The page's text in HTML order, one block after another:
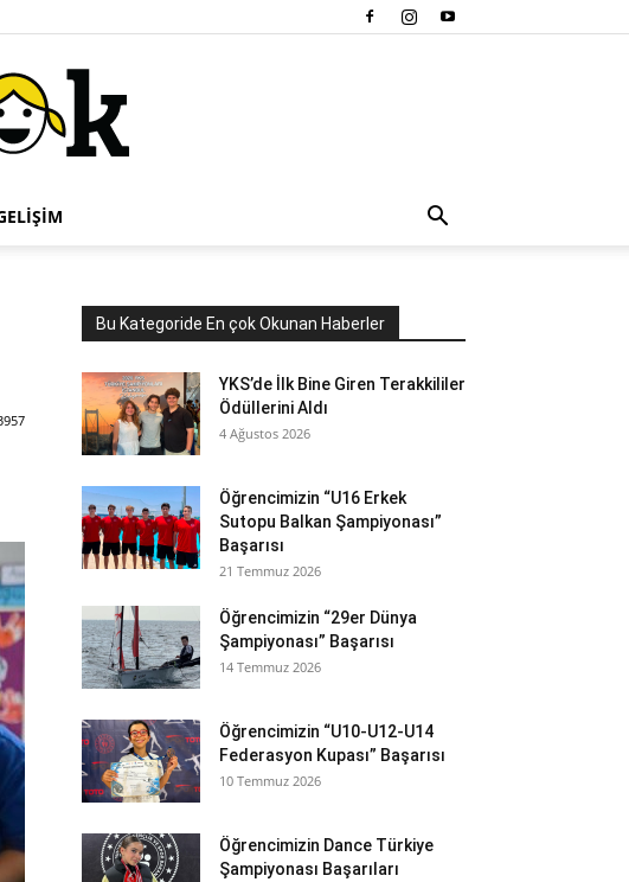
Bu Kategoride En çok Okunan Haberler
YKS’de İlk Bine Giren Terakkililer
Ödüllerini Aldı
4 Ağustos 2026
Öğrencimizin “U16 Erkek
Sutopu Balkan Şampiyonası”
Başarısı
21 Temmuz 2026
Öğrencimizin “29er Dünya
Şampiyonası” Başarısı
14 Temmuz 2026
Öğrencimizin “U10-U12-U14
Federasyon Kupası” Başarısı
10 Temmuz 2026
Öğrencimizin Dance Türkiye
Şampiyonası Başarıları